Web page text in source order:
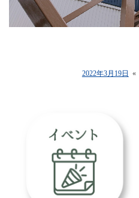
2022年3月19日 «